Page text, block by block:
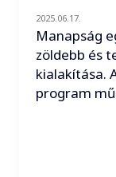
2025.06.17.
Manapság
zöldebb és
kialakítása.
program